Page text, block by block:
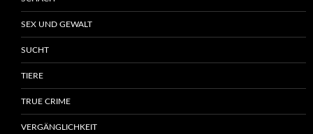
SEX UND GEWALT
SUCHT
TIERE
TRUE CRIME
VERGÄNGLICHKEIT